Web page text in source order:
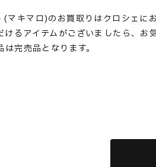
キマロ)のお買取りはクロシェにお
けるアイテムがございましたら、お
完売品となります。